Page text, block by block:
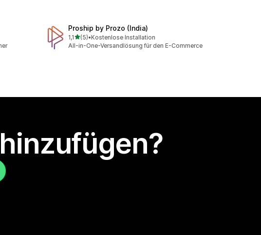
Proship by Prozo (India)
1,1von 5 Sternen
(5)
5 Rezensionen insgesamt
•Kostenlose Installation
All-in-One-Versandlösung für den E-Commerce